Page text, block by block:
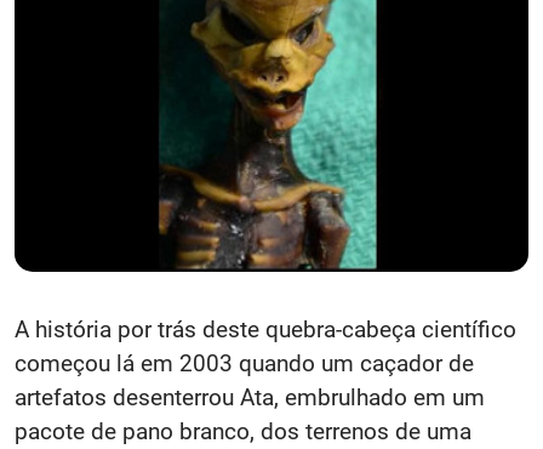
A história por trás deste quebra-cabeça científico
começou lá em 2003 quando um caçador de
artefatos desenterrou Ata, embrulhado em um
pacote de pano branco, dos terrenos de uma